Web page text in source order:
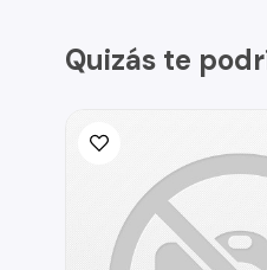
Quizás te